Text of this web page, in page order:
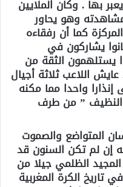
بها . وكان الملايين
وهو يحاور
المركزة كما أن رفقاءه
يشاركون في
يستلهمون الثقة من
اللاعب ثلاثة أجيال
إنذارا واحدا مما مكنه
النظيف ” من طرف
المتواضع والصموت
إن لم تكن السنون قد
الظلمي جيلا من
تاريخ الكرة المغربية